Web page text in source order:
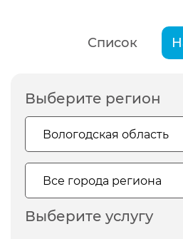
Список
Выберите регион
Выберите услугу